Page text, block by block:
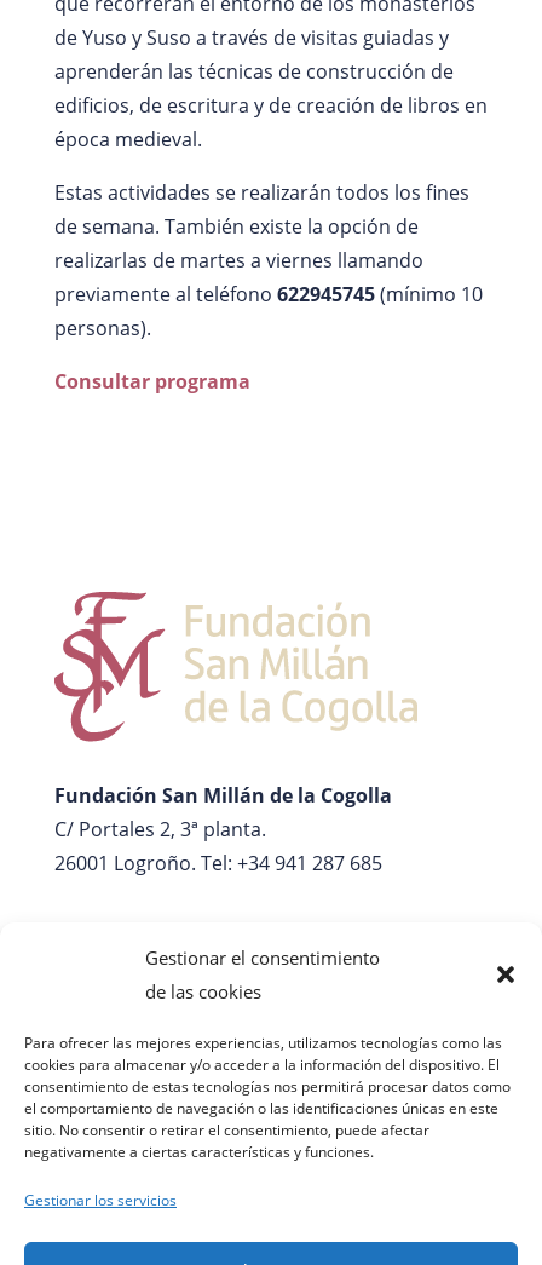
Gestionar el consentimiento
de las cookies
Para ofrecer las mejores experiencias, utilizamos tecnologías como las
cookies para almacenar y/o acceder a la información del dispositivo. El
consentimiento de estas tecnologías nos permitirá procesar datos como
el comportamiento de navegación o las identificaciones únicas en este
sitio. No consentir o retirar el consentimiento, puede afectar
negativamente a ciertas características y funciones.
Gestionar los servicios
de Yuso y Suso a través de visitas guiadas y
aprenderán las técnicas de construcción de
edificios, de escritura y de creación de libros en
época medieval.
Estas actividades se realizarán todos los fines
de semana. También existe la opción de
realizarlas de martes a viernes llamando
previamente al teléfono 622945745(mínimo 10
personas).
Consultar programa
Fundación San Millán de la Cogolla
C/ Portales 2, 3ª planta.
26001 Logroño. Tel: +34 941 287 685